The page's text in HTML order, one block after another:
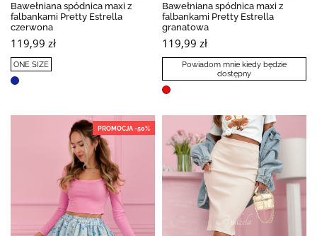
Bawełniana spódnica maxi z
falbankami Pretty Estrella
czerwona
119,99 zł
ONE SIZE
Bawełniana spódnica maxi z
falbankami Pretty Estrella
granatowa
119,99 zł
Powiadom mnie kiedy będzie
dostępny
PROMOCJA -50%